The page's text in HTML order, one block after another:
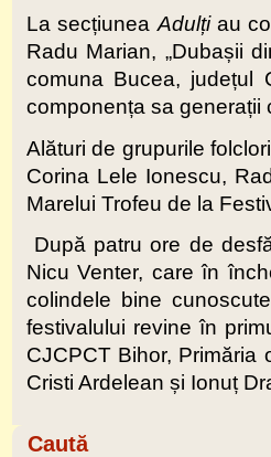
La secțiunea Adulțiau
Radu Marian, „Dubașii
comuna Bucea, județul
componența sa generații
Alături de grupurile
Corina Lele Ionescu,
Marelui Trofeu de la
După patru ore de
Nicu Venter, care în
colindele bine
festivalului revine în
CJCPCT Bihor,
Cristi Ardelean și Ionuț
Caută